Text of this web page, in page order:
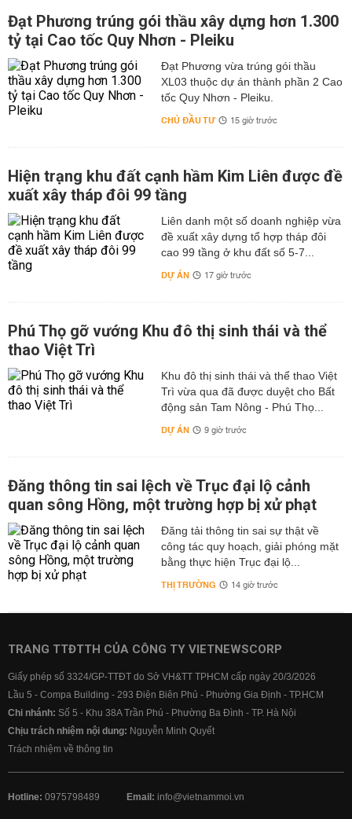
Đạt Phương trúng gói thầu xây dựng hơn 1.300
tỷ tại Cao tốc Quy Nhơn - Pleiku
Đạt Phương vừa trúng gói thầu
XL03 thuộc dự án thành phần 2 Cao
tốc Quy Nhơn - Pleiku.
CHỦ ĐẦU TƯ 15 giờ trước
Hiện trạng khu đất cạnh hầm Kim Liên được đề
xuất xây tháp đôi 99 tầng
Liên danh một số doanh nghiệp vừa
đề xuất xây dựng tổ hợp tháp đôi
cao 99 tầng ở khu đất số 5-7...
DỰ ÁN 17 giờ trước
Phú Thọ gỡ vướng Khu đô thị sinh thái và thể
thao Việt Trì
Khu đô thị sinh thái và thể thao Việt
Trì vừa qua đã được duyệt cho Bất
động sản Tam Nông - Phú Thọ...
DỰ ÁN 9 giờ trước
Đăng thông tin sai lệch về Trục đại lộ cảnh
quan sông Hồng, một trường hợp bị xử phạt
Đăng tải thông tin sai sự thật về
công tác quy hoạch, giải phóng mặt
bằng thực hiện Trục đại lộ...
THỊ TRƯỜNG 14 giờ trước
TRANG TTĐTTH CỦA CÔNG TY VIETNEWSCORP
Giấy phép số 3324/GP-TTĐT do Sở VH&TT TPHCM cấp ngày 20/3/2026
Lầu 5 - Compa Building - 293 Điện Biên Phủ - Phường Gia Định - TP.HCM
Chi nhánh: Số 5 - Khu 38A Trần Phú - Phường Ba Đình - TP. Hà Nội
Chịu trách nhiệm nội dung: Nguyễn Minh Quyết
Trách nhiệm về thông tin
Hotline: 0975798489 Email: info@vietnammoi.vn